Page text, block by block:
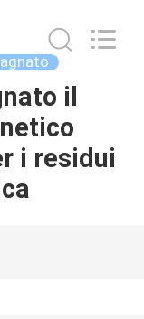
il
i residui